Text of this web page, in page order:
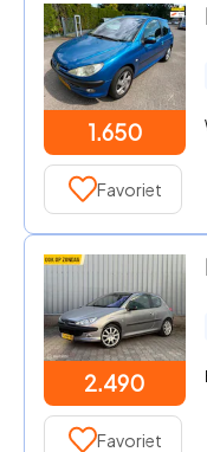
1.650
Favoriet
2.490
Favoriet